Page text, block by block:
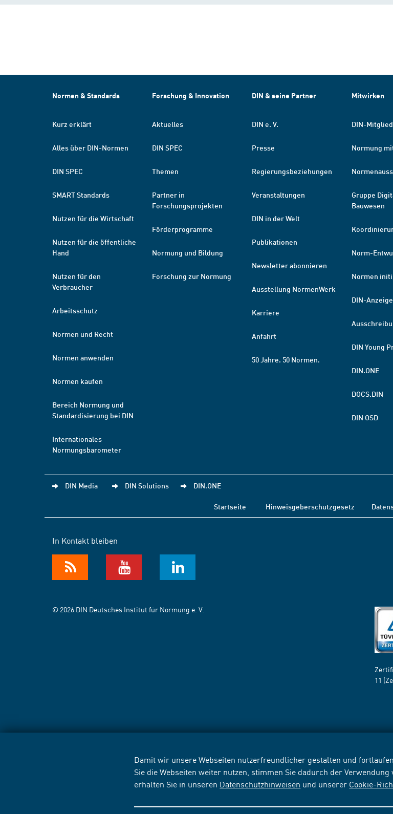
Damit wir unsere Webseiten nutzerfreundlicher gestalten und
Sie die Webseiten weiter nutzen, stimmen Sie dadurch der
erhalten Sie in unseren Datenschutzhinweisen und unserer Cookie-
Normen & Standards
Kurz erklärt
Alles über DIN-Normen
DIN SPEC
SMART Standards
Nutzen für die Wirtschaft
Nutzen für die öffentliche
Hand
Nutzen für den
Verbraucher
Arbeitsschutz
Normen und Recht
Normen anwenden
Normen kaufen
Bereich Normung und
Standardisierung bei DIN
Internationales
Normungsbarometer
Forschung & Innovation
Aktuelles
DIN SPEC
Themen
Partner in
Forschungsprojekten
Förderprogramme
Normung und Bildung
Forschung zur Normung
DIN & seine Partner
DIN e. V.
Presse
Regierungsbeziehungen
Veranstaltungen
DIN in der Welt
Publikationen
Newsletter abonnieren
Ausstellung NormenWerk
Karriere
Anfahrt
50 Jahre. 50 Normen.
Mitwirken
DIN-
Normung
Gruppe
Bauwesen
Norm-
Normen
DIN-
DIN Young
DIN.ONE
DOCS.DIN
DIN OSD
DIN Media DIN Solutions DIN.ONE
Startseite Hinweisgeberschutzgesetz
In Kontakt bleiben
© 2026 DIN Deutsches Institut für Normung e. V.
11